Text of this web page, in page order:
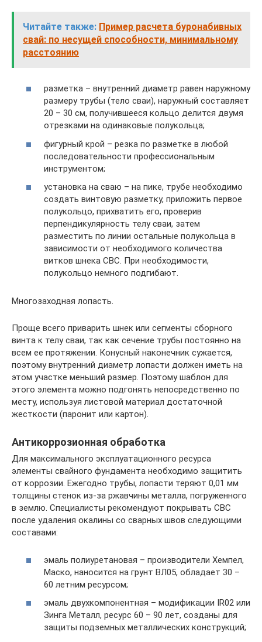
Читайте также: Пример расчета буронабивных
свай: по несущей способности, минимальному
расстоянию
разметка – внутренний диаметр равен наружному
размеру трубы (тело сваи), наружный составляет
20 – 30 см, получившееся кольцо делится двумя
отрезками на одинаковые полукольца;
фигурный крой – резка по разметке в любой
последовательности профессиональным
инструментом;
установка на сваю – на пике, трубе необходимо
создать винтовую разметку, приложить первое
полукольцо, прихватить его, проверив
перпендикулярность телу сваи, затем
разместить по линии остальные полукольца в
зависимости от необходимого количества
витков шнека СВС. При необходимости,
полукольцо немного подгибают.
Многозаходная лопасть.
Проще всего приварить шнек или сегменты сборного
винта к телу сваи, так как сечение трубы постоянно на
всем ее протяжении. Конусный наконечник сужается,
поэтому внутренний диаметр лопасти должен иметь на
этом участке меньший размер. Поэтому шаблон для
этого элемента можно подгонять непосредственно по
месту, используя листовой материал достаточной
жесткости (паронит или картон).
Антикоррозионная обработка
Для максимального эксплуатационного ресурса
элементы свайного фундамента необходимо защитить
от коррозии. Ежегодно трубы, лопасти теряют 0,01 мм
толщины стенок из-за ржавчины металла, погруженного
в землю. Специалисты рекомендуют покрывать СВС
после удаления окалины со сварных швов следующими
составами:
эмаль полиуретановая – производители Хемпел,
Маско, наносится на грунт ВЛ05, обладает 30 –
60 летним ресурсом;
эмаль двухкомпонентная – модификации IR02 или
Зинга Металл, ресурс 60 – 90 лет, созданы для
защиты подземных металлических конструкций;